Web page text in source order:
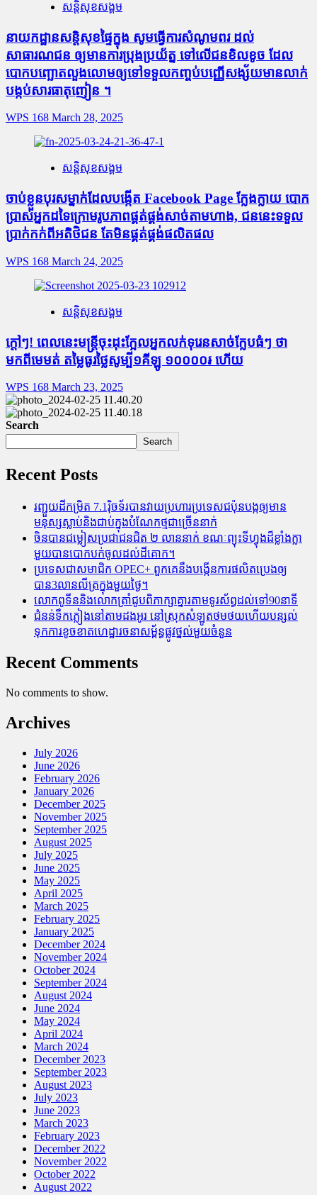
សន្តិសុខសង្គម
នាយកដ្ឋានសន្តិសុខផ្ទៃក្នុង សូមធ្វើការសំណូមពរ ដល់
សាធារណជន ឲ្យមានការប្រុងប្រយ័ត្ន ទៅលើជនខិលខូច ដែល
បោកបញ្ឆោតលួងលោមឲ្យទៅទទួលកញ្ចប់បញ្ញើសង្ស័យមានលាក់
បង្កប់សារធាតុញៀន ។
WPS 168 March 28, 2025
សន្តិសុខសង្គម
ចាប់ខ្លួនបុរសម្នាក់ដែលបង្កើត Facebook Page ក្លែងក្លាយ បោក
ប្រាស់អ្នកដទៃក្រោមរូបភាពផ្គត់ផ្គង់សាច់តាមហាង, ជននេះទទួល
ប្រាក់កក់ពីអតិថិជន តែមិនផ្គត់ផ្គង់ផលិតផល
WPS 168 March 24, 2025
សន្តិសុខសង្គម
ក្តៅៗ! ពេលនេះមន្រ្តីចុះដុះក្អែលអ្នកលក់ទុរេនសាច់ក្លែបធំៗ ថា
មកពីមេមត់ តម្លៃធូរថ្លៃសូម្បី១គីឡូ ១០០០០៛ ហើយ
WPS 168 March 23, 2025
Search
Search
Recent Posts
រញ្ជួយដីកម្រិត​ 7.1រ៉ិចទ័របានវាយប្រហារប្រទេសជប៉ុនបង្កឲ្យមាន
មនុស្សស្លាប់​និង​ជាប់ក្នុងបំណែកថ្មជាច្រើននាក់
ចិនបានជម្លៀសប្រជាជនជិត ២ លាននាក់ ខណៈព្យុះទីហ្វុងដ៏ខ្លាំងក្លា
មួយបានបោកបក់ចូលដល់ដីគោក។
ប្រទេសជាសមាជិក OPEC+​ ពួកគេនឹងបង្កើនការផលិតប្រេងឲ្យ
បាន3លានលីត្រក្នុងមួយថ្ងៃ។
លោកពូទីននិងលោកត្រាំជូបពិភាក្សាគ្នារតាមទូរស័ព្ធដល់ទៅ90នាទី
ជំនន់​ទឹកភ្លៀង​នៅ​តាម​ដងអូរ​ នៅ​ស្រុក​សំឡូត​ថមថយ​ហើយ​បន្សល់​
ទុក​ការ​ខូចខាត​ហេដ្ឋារចនាសម្ព័ន្ធ​ផ្លូវថ្នល់​មួយ​ចំនួន
Recent Comments
No comments to show.
Archives
July 2026
June 2026
February 2026
January 2026
December 2025
November 2025
September 2025
August 2025
July 2025
June 2025
May 2025
April 2025
March 2025
February 2025
January 2025
December 2024
November 2024
October 2024
September 2024
August 2024
June 2024
May 2024
April 2024
March 2024
December 2023
September 2023
August 2023
July 2023
June 2023
March 2023
February 2023
December 2022
November 2022
October 2022
August 2022